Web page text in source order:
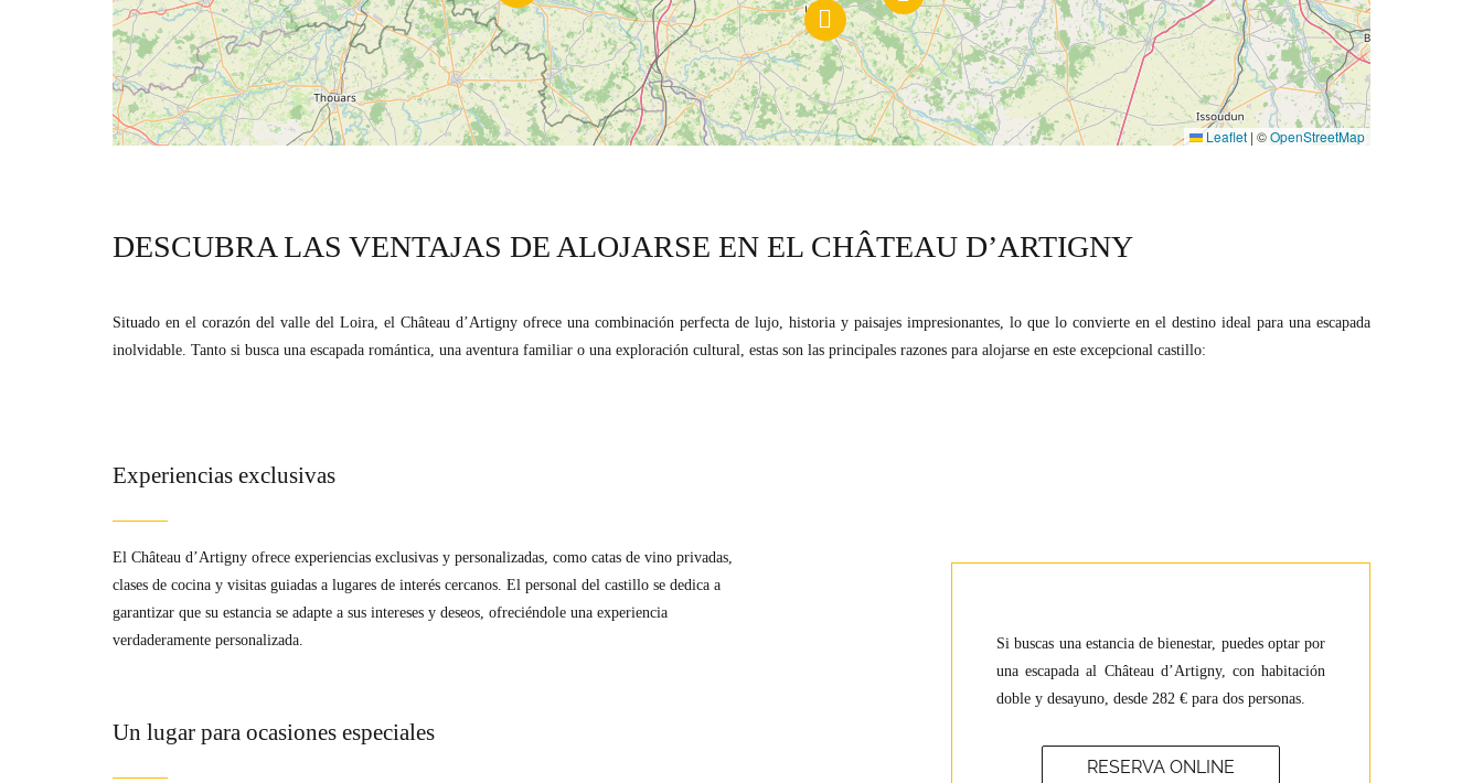
Leaflet | ©OpenStreetMap
DESCUBRA LAS VENTAJAS DE ALOJARSE EN EL CHÂTEAU D’ARTIGNY
Situado en el corazón del valle del Loira, el Château d’Artigny ofrece una combinación perfecta de lujo, historia y paisajes impresionantes, lo que lo convierte en el destino ideal para una escapada
inolvidable. Tanto si busca una escapada romántica, una aventura familiar o una exploración cultural, estas son las principales razones para alojarse en este excepcional castillo:
Experiencias exclusivas
El Château d’Artigny ofrece experiencias exclusivas y personalizadas, como catas de vino privadas,
clases de cocina y visitas guiadas a lugares de interés cercanos. El personal del castillo se dedica a
garantizar que su estancia se adapte a sus intereses y deseos, ofreciéndole una experiencia
verdaderamente personalizada.
Un lugar para ocasiones especiales
Si buscas una estancia de bienestar, puedes optar por
una escapada al Château d’Artigny, con habitación
doble y desayuno, desde 282 € para dos personas.
RESERVA ONLINE